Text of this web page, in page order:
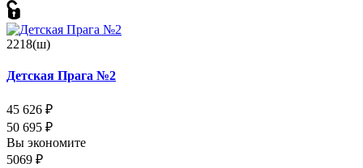
2218(ш)
Детская Прага №2
45 626 ₽
50 695 ₽
Вы экономите
5069 ₽